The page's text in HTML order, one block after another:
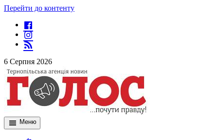
Перейти до контенту
6 Серпня 2026
Меню